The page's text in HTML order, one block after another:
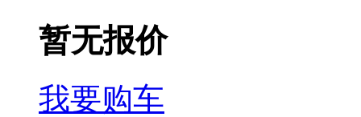
暂无报价
我要购车